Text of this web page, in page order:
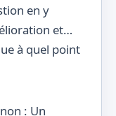
en y
et…
à quel point